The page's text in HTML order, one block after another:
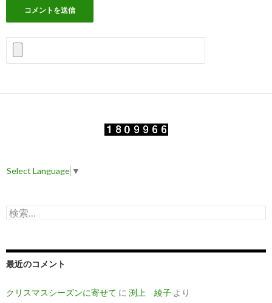
Select Language ▼
検
索
最近のコメント
クリスマスシーズンに寄せて に 渕上 綾子 より